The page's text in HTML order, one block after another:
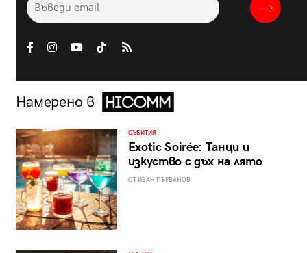
Намерено в
СЪБИТИЯ
Exotic Soirée: Танци и
изкуство с дъх на лято
ОТ ИВАН ПЪРВАНОВ